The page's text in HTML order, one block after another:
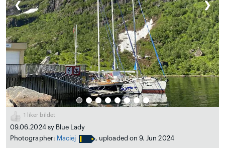
❮ ❯
1 liker bildet
09.06.2024 sy Blue Lady
Photographer: Maciej , uploaded on 9. Jun 2024